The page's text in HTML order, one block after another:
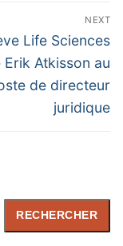
NEXT
Life Sciences
Erik Atkisson au
de directeur
juridique
RECHERCHER